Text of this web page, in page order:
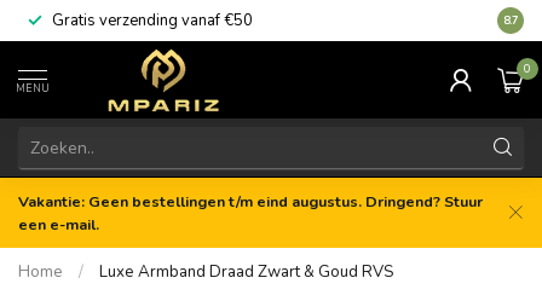
Gratis verzending vanaf €50 8.7
MENU
0
Vakantie: Geen bestellingen t/m eind augustus. Dringend? Stuur
een e-mail.
Home / Luxe Armband Draad Zwart & Goud RVS